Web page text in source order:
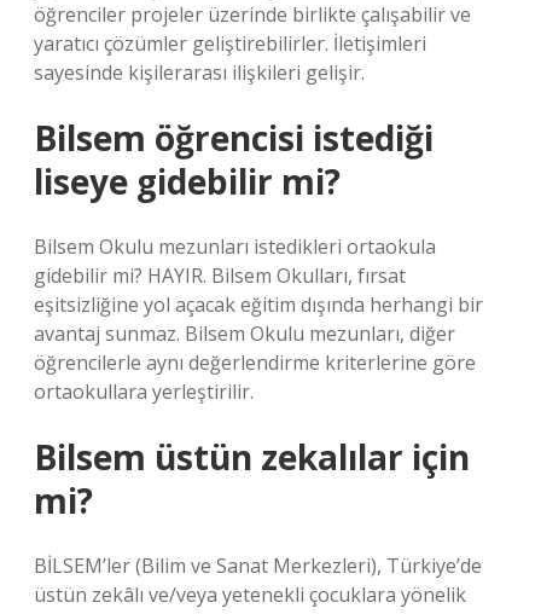
öğrenciler projeler üzerinde birlikte çalışabilir ve
yaratıcı çözümler geliştirebilirler. İletişimleri
sayesinde kişilerarası ilişkileri gelişir.
Bilsem öğrencisi istediği
liseye gidebilir mi?
Bilsem Okulu mezunları istedikleri ortaokula
gidebilir mi? HAYIR. Bilsem Okulları, fırsat
eşitsizliğine yol açacak eğitim dışında herhangi bir
avantaj sunmaz. Bilsem Okulu mezunları, diğer
öğrencilerle aynı değerlendirme kriterlerine göre
ortaokullara yerleştirilir.
Bilsem üstün zekalılar için
mi?
BİLSEM’ler (Bilim ve Sanat Merkezleri), Türkiye’de
üstün zekâlı ve/veya yetenekli çocuklara yönelik